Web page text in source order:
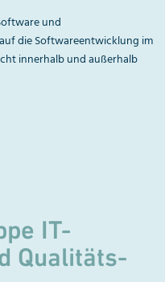
und
die Softwareentwicklung im
innerhalb und außerhalb
IT-
Quali­täts­